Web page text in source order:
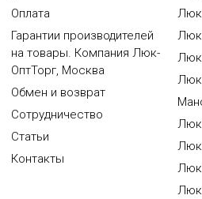
Оплата
Гарантии производителей
на товары. Компания Люк-
ОптТорг, Москва
Обмен и возврат
Сотрудничество
Статьи
Контакты